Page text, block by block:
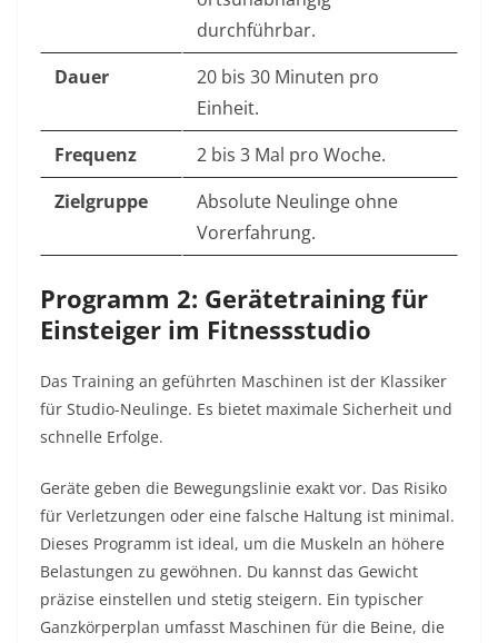
durchführbar.
Dauer
20 bis 30 Minuten pro
Einheit.
Frequenz
2 bis 3 Mal pro Woche.
Zielgruppe
Absolute Neulinge ohne
Vorerfahrung.
Programm 2: Gerätetraining für
Einsteiger im Fitnessstudio
Das Training an geführten Maschinen ist der Klassiker
für Studio-Neulinge. Es bietet maximale Sicherheit und
schnelle Erfolge.
Geräte geben die Bewegungslinie exakt vor. Das Risiko
für Verletzungen oder eine falsche Haltung ist minimal.
Dieses Programm ist ideal, um die Muskeln an höhere
Belastungen zu gewöhnen. Du kannst das Gewicht
präzise einstellen und stetig steigern. Ein typischer
Ganzkörperplan umfasst Maschinen für die Beine, die